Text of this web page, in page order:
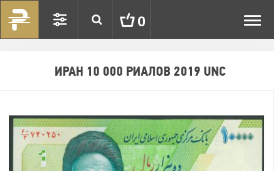
0
ИРАН 10 000 РИАЛОВ 2019 UNC